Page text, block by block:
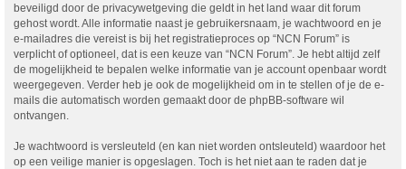
beveiligd door de privacywetgeving die geldt in het land waar dit forum
gehost wordt. Alle informatie naast je gebruikersnaam, je wachtwoord en je
e-mailadres die vereist is bij het registratieproces op “NCN Forum” is
verplicht of optioneel, dat is een keuze van “NCN Forum”. Je hebt altijd zelf
de mogelijkheid te bepalen welke informatie van je account openbaar wordt
weergegeven. Verder heb je ook de mogelijkheid om in te stellen of je de e-
mails die automatisch worden gemaakt door de phpBB-software wil
ontvangen.
Je wachtwoord is versleuteld (en kan niet worden ontsleuteld) waardoor het
op een veilige manier is opgeslagen. Toch is het niet aan te raden dat je